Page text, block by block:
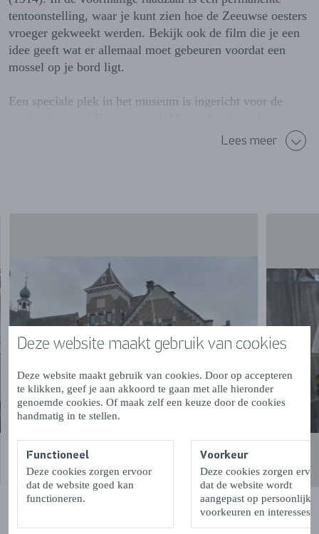
Deze website maakt gebruik van cookies
Deze website maakt gebruik van cookies. Door op accepteren
te klikken, geef je aan akkoord te gaan met alle hieronder
genoemde cookies. Of maak zelf een keuze door de cookies
handmatig in te stellen.
Functioneel
Deze cookies zorgen ervoor
dat de website goed kan
functioneren.
Voorkeur
Deze cookies zorgen
dat de website wordt
aangepast op persoonlijke
voorkeuren en interesses.
tentoonstelling, waar je kunt zien hoe de Zeeuwse oesters
vroeger gekweekt werden. Bekijk ook de film die je een
idee geeft wat er allemaal moet gebeuren voordat een
mossel op je bord ligt.
Een speciale plek in het museum is ingericht voor de
vondsten, kaartmateriaal en andere overblijfselen zie je
hoe de opkomst, het leven en werken en het verval van de
Lees meer